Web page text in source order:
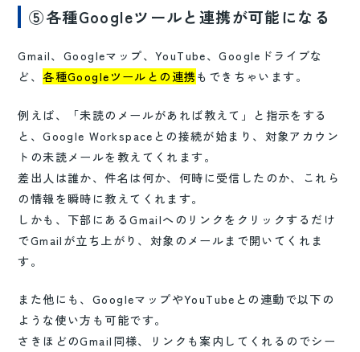
⑤各種Googleツールと連携が可能になる
Gmail、Googleマップ、YouTube、Googleドライブな
ど、各種Googleツールとの連携もできちゃいます。
例えば、「未読のメールがあれば教えて」と指示をする
と、Google Workspaceとの接続が始まり、対象アカウン
トの未読メールを教えてくれます。
差出人は誰か、件名は何か、何時に受信したのか、これら
の情報を瞬時に教えてくれます。
しかも、下部にあるGmailへのリンクをクリックするだけ
でGmailが立ち上がり、対象のメールまで開いてくれま
す。
また他にも、GoogleマップやYouTubeとの連動で以下の
ような使い方も可能です。
さきほどのGmail同様、リンクも案内してくれるのでシー